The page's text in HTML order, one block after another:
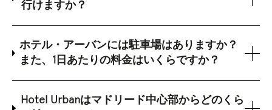
行けますか？
ホテル・アーバンには駐車場はありますか？
また、1日あたりの料金はいくらですか？
Hotel Urbanはマドリード中心部からどのくら